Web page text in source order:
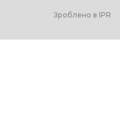
Зроблено в IPR